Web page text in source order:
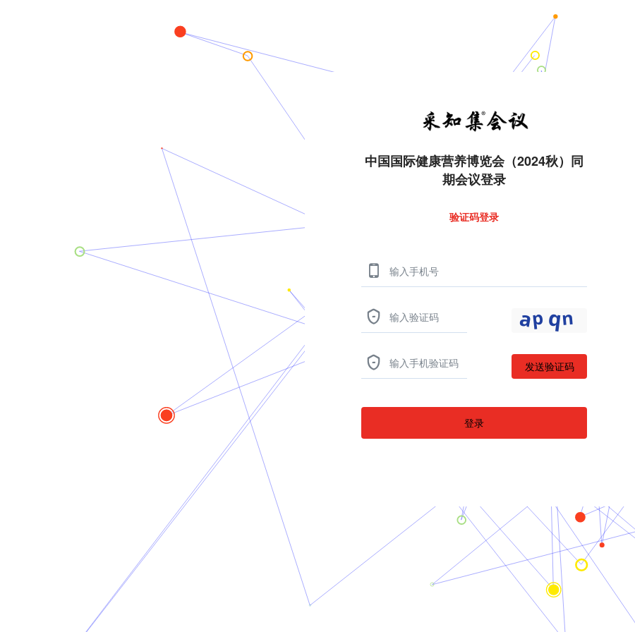
中国国际健康营养博览会（2024秋）同
期会议登录
验证码登录



登录